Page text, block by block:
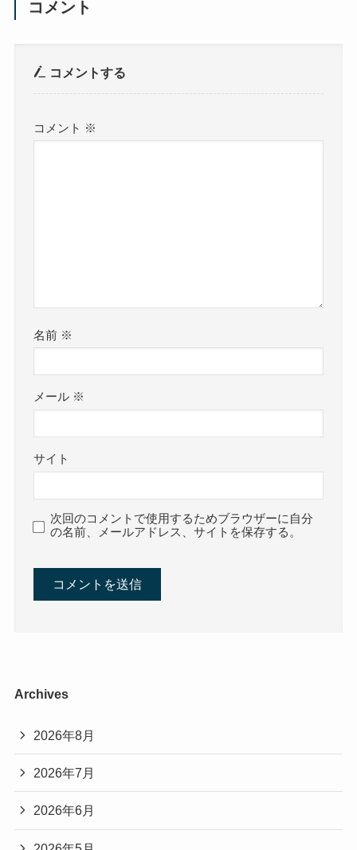
コメント
コメントする
コメント ※
名前 ※
メール ※
サイト
次回のコメントで使用するためブラウザーに自分
の名前、メールアドレス、サイトを保存する。
Archives
2026年8月
2026年7月
2026年6月